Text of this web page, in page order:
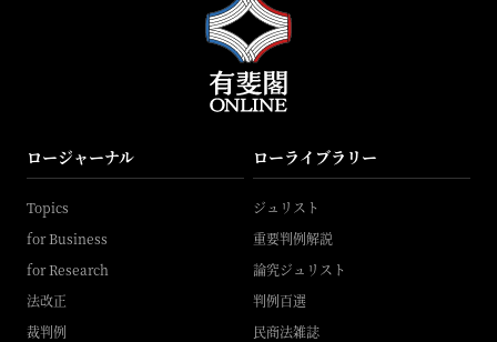
ロージャーナル
Topics
for Business
for Research
法改正
裁判例
ローライブラリー
ジュリスト
重要判例解説
論究ジュリスト
判例百選
民商法雑誌